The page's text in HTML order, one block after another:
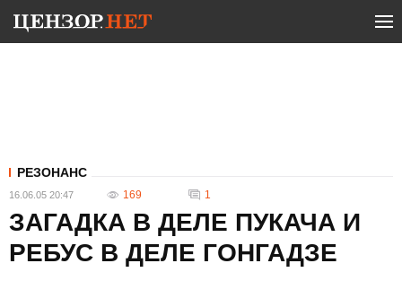
РЕЗОНАНС
16.06.05 20:47 169 1
ЗАГАДКА В ДЕЛЕ ПУКАЧА И
РЕБУС В ДЕЛЕ ГОНГАДЗЕ